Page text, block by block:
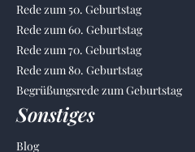
Rede zum 50. Geburtstag
Rede zum 60. Geburtstag
Rede zum 70. Geburtstag
Rede zum 80. Geburtstag
Begrüßungsrede zum Geburtstag
Sonstiges
Blog